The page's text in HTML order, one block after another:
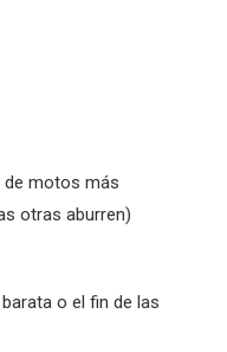
de motos más
otras aburren)
o el fin de las